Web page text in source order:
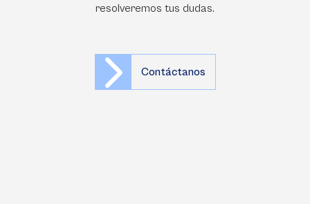
resolveremos tus dudas.
Contáctanos